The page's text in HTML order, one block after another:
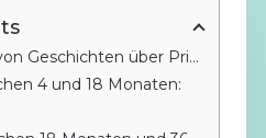
vermitteln und den Lesefieber bei den Kleinen wecken? Dies ist Ihr Beitrag, bleiben Sie und wir empfehlen Ihnen die besten Bücher, die wir an unserer Schule haben.
4 und 18 Monaten: